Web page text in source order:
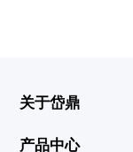
关于岱鼎
产品中心